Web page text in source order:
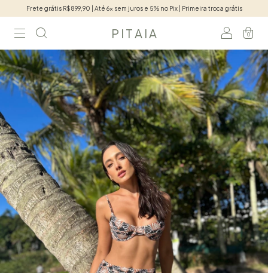
Frete grátis R$899,90 | Até 6x sem juros e 5% no Pix | Primeira troca grátis
P I T A I A 0